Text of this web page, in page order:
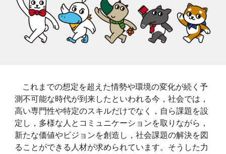
これまでの想定を超えた情勢や環境の変化が続く予
測不可能な時代が到来したといわれる今，社会では，
高い専門性や特定のスキルだけでなく，自ら課題を設
定し，多様な人とコミュニケーションを取りながら，
新たな価値やビジョンを創造し，社会課題の解決を図
ることができる人材が求められています。そうした力